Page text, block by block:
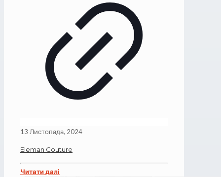
13 Листопада, 2024
Eleman Couture
Читати далі